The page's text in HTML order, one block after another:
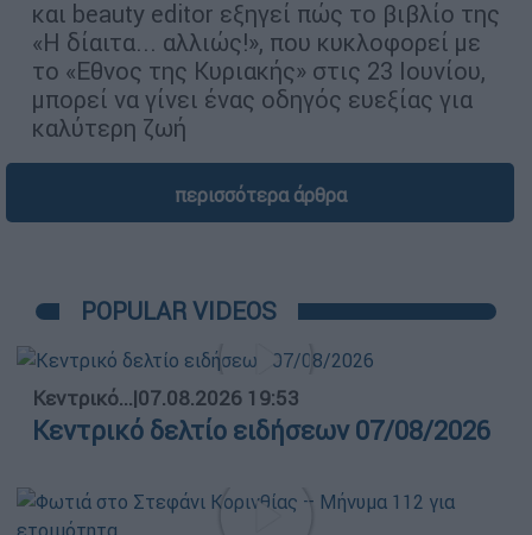
και beauty editor εξηγεί πώς το βιβλίο της
«Η δίαιτα... αλλιώς!», που κυκλοφορεί µε
το «Εθνος της Κυριακής» στις 23 Ιουνίου,
µπορεί να γίνει ένας οδηγός ευεξίας για
καλύτερη ζωή
περισσότερα άρθρα
POPULAR VIDEOS
Κεντρικό...|07.08.2026 19:53
Κεντρικό δελτίο ειδήσεων 07/08/2026